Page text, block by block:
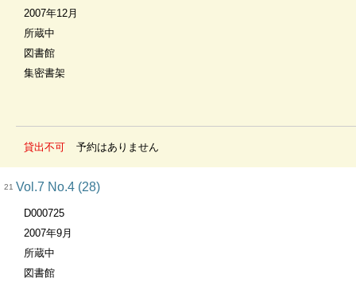
2007年12月
所蔵中
図書館
集密書架
貸出不可 予約はありません
21 Vol.7 No.4 (28)
D000725
2007年9月
所蔵中
図書館